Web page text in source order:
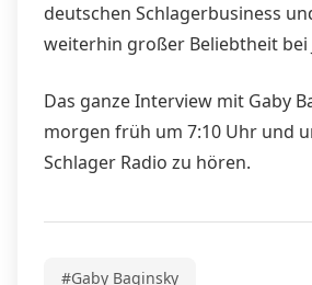
deutschen Schlagerbusiness
weiterhin großer Beliebtheit bei
Das ganze Interview mit Gaby
morgen früh um 7:10 Uhr und
Schlager Radio zu hören.
#Gaby Baginsky